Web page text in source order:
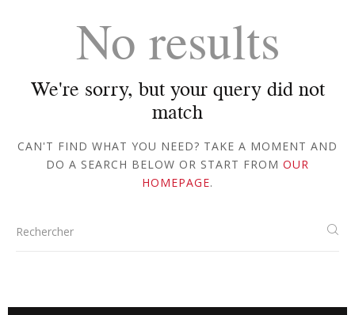
No results
We're sorry, but your query did not
match
CAN'T FIND WHAT YOU NEED? TAKE A MOMENT AND
DO A SEARCH BELOW OR START FROM OUR
HOMEPAGE.